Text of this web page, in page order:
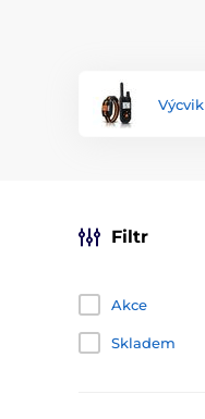
Výcvik
Filtr
Akce
Skladem